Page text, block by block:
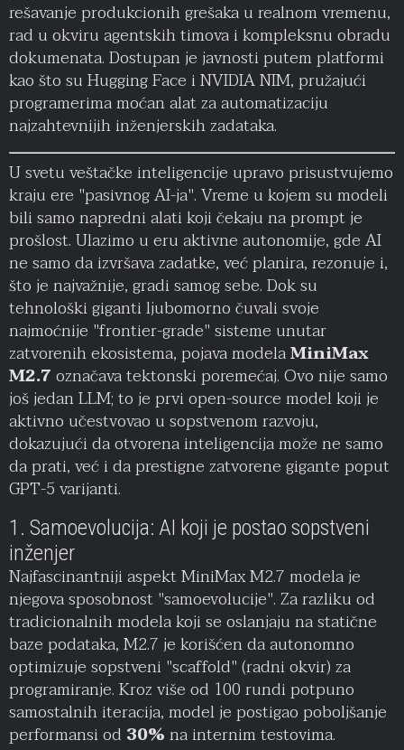
rešavanje produkcionih grešaka u realnom vremenu,
rad u okviru agentskih timova i kompleksnu obradu
dokumenata. Dostupan je javnosti putem platformi
kao što su Hugging Face i NVIDIA NIM, pružajući
programerima moćan alat za automatizaciju
najzahtevnijih inženjerskih zadataka.
U svetu veštačke inteligencije upravo prisustvujemo
kraju ere "pasivnog AI-ja". Vreme u kojem su modeli
bili samo napredni alati koji čekaju na prompt je
prošlost. Ulazimo u eru aktivne autonomije, gde AI
ne samo da izvršava zadatke, već planira, rezonuje i,
što je najvažnije, gradi samog sebe. Dok su
tehnološki giganti ljubomorno čuvali svoje
najmoćnije "frontier-grade" sisteme unutar
zatvorenih ekosistema, pojava modelaMiniMax
M2.7označava tektonski poremećaj. Ovo nije samo
još jedan LLM; to je prvi open-source model koji je
aktivno učestvovao u sopstvenom razvoju,
dokazujući da otvorena inteligencija može ne samo
da prati, već i da prestigne zatvorene gigante poput
GPT-5 varijanti.
1. Samoevolucija: AI koji je postao sopstveni
inženjer
Najfascinantniji aspekt MiniMax M2.7 modela je
njegova sposobnost "samoevolucije". Za razliku od
tradicionalnih modela koji se oslanjaju na statične
baze podataka, M2.7 je korišćen da autonomno
optimizuje sopstveni "scaffold" (radni okvir) za
programiranje. Kroz više od 100 rundi potpuno
samostalnih iteracija, model je postigao poboljšanje
performansi od 30%na internim testovima.